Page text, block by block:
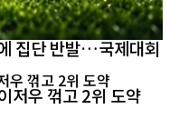
집단 반발…국제대회
저우 꺾고 2위 도약